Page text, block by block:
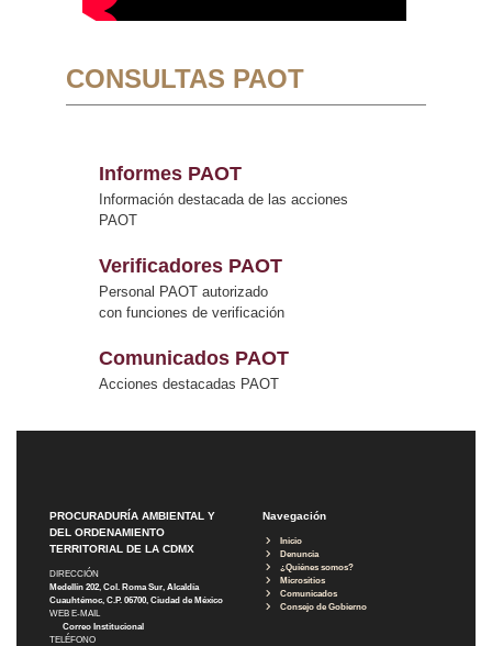
CONSULTAS PAOT
Informes PAOT
Información destacada de las acciones
PAOT
Verificadores PAOT
Personal PAOT autorizado
con funciones de verificación
Comunicados PAOT
Acciones destacadas PAOT
PROCURADURÍA AMBIENTAL Y
DEL ORDENAMIENTO
TERRITORIAL DE LA CDMX
DIRECCIÓN
Medellín 202, Col. Roma Sur, Alcaldía
Cuauhtémoc, C.P. 06700, Ciudad de México
WEB E-MAIL
Correo Institucional
TELÉFONO
Navegación
Inicio
Denuncia
¿Quiénes somos?
Micrositios
Comunicados
Consejo de Gobierno